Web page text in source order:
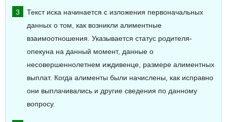
Текст иска начинается с изложения первоначальных
данных о том, как возникли алиментные
взаимоотношения. Указывается статус родителя-
опекуна на данный момент, данные о
несовершеннолетнем иждивенце, размере алиментных
выплат. Когда алименты были начислены, как исправно
они выплачивались и другие сведения по данному
вопросу.